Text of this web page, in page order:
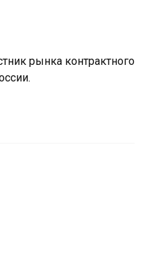
рынка контрактного